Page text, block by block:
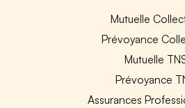
Mutuelle
Prévoyance
Mutuelle
Prévoyance
Assurances